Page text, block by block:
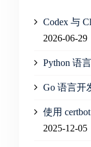
Codex 与
2026-06-29
Python 语
Go 语言开
使用
2025-12-05